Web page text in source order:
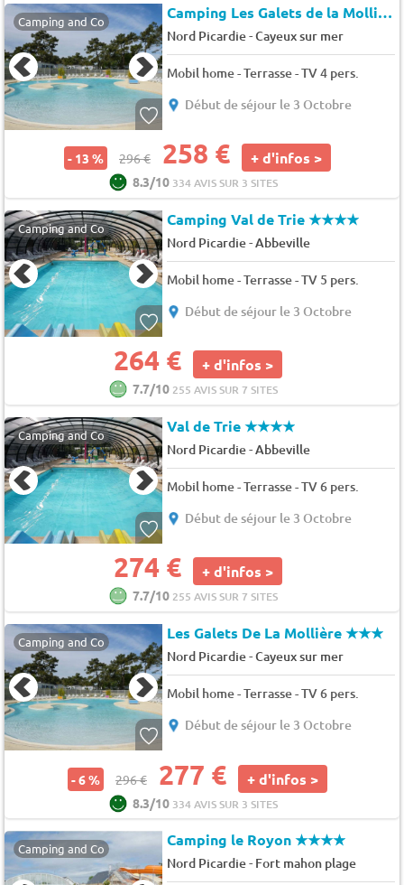
Camping and Co Camping Les Galets de la Mollière
Nord Picardie-Cayeux sur mer
Mobil home - Terrasse - TV 4 pers.
Début de séjour le 3 Octobre
- 13 % 296 € 258 € + d'infos >
8.3/10 334 AVIS SUR 3 SITES
Camping and Co Camping Val de Trie★★★★
Nord Picardie-Abbeville
Mobil home - Terrasse - TV 5 pers.
Début de séjour le 3 Octobre
264 € + d'infos >
7.7/10 255 AVIS SUR 7 SITES
Camping and Co Val de Trie★★★★
Nord Picardie-Abbeville
Mobil home - Terrasse - TV 6 pers.
Début de séjour le 3 Octobre
274 € + d'infos >
7.7/10 255 AVIS SUR 7 SITES
Camping and Co Les Galets De La Mollière★★★
Nord Picardie-Cayeux sur mer
Mobil home - Terrasse - TV 6 pers.
Début de séjour le 3 Octobre
- 6 % 296 € 277 € + d'infos >
8.3/10 334 AVIS SUR 3 SITES
Camping and Co Camping le Royon★★★★
Nord Picardie- Fort mahon plage